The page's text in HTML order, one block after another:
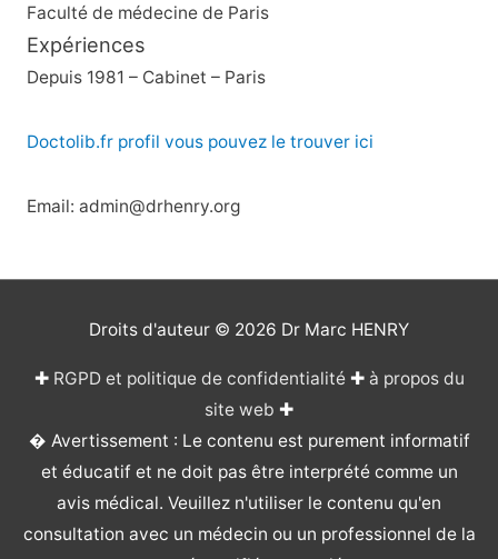
Faculté de médecine de Paris
Expériences
Depuis 1981 – Cabinet – Paris
Doctolib.fr profil vous pouvez le trouver ici
Email: admin@drhenry.org
Droits d'auteur © 2026 Dr Marc HENRY
✚ RGPD et politique de confidentialité✚ à propos du
site web ✚
� Avertissement : Le contenu est purement informatif
et éducatif et ne doit pas être interprété comme un
avis médical. Veuillez n'utiliser le contenu qu'en
consultation avec un médecin ou un professionnel de la